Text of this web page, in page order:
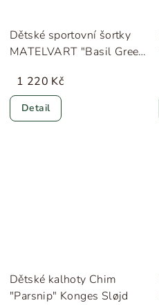
Dětské sportovní šortky
MATELVART "Basil Green"
1 220 Kč
Detail
Dětské kalhoty Chim
"Parsnip" Konges Sløjd